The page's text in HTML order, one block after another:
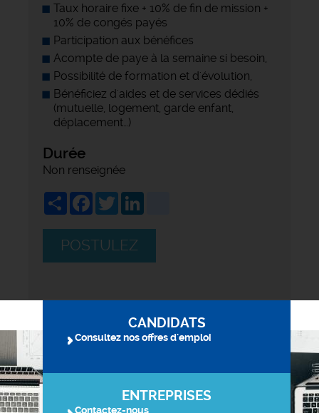
Taux horaire fixe + 10% de fin de mission +
10% de congés payés
Participation aux bénéfices
Acompte de paye à la semaine si besoin,
Possibilité de formation et d'évolution,
Bénéficiez d'aides et de services dédiés
(mutuelle, logement, garde enfant,
déplacement…)
Durée
Non renseignée
ShareFacebook
Twitter
POSTULEZ
CANDIDATS
Consultez nos offres d'emploi
ENTREPRISES
Contactez-nous